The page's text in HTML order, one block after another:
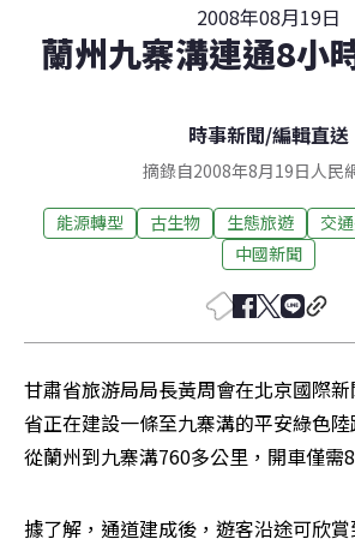
2008年08月19日
蘭州九寨溝連通8小
時事新聞/編輯直送
摘錄自2008年8月19日人民
能源轉型 古生物 生態旅遊 交
中國新聞
甘肅省旅游局局長黃周會在北京國際
省正在建設一條至九寨溝的平安綠色陸
從蘭州到九寨溝760多公里，開車僅需
據了解，通道建成後，遊客沿途可欣